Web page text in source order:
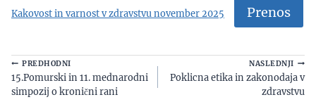
Kakovost in varnost v zdravstvu november 2025 Prenos
Navigacija
prispevka
PREDHODNI
15.Pomurski in 11. mednarodni
simpozij o kronični rani
NASLEDNJI
Poklicna etika in zakonodaja v
zdravstvu